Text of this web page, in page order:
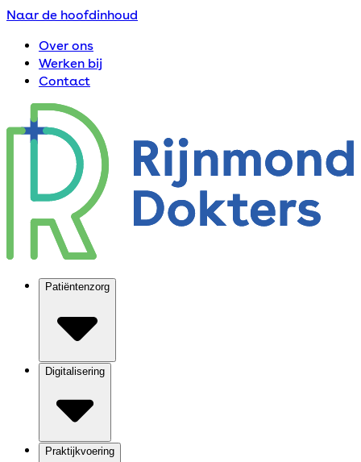
Naar de hoofdinhoud
Over ons
Werken bij
Contact
Patiëntenzorg
Digitalisering
Praktijkvoering